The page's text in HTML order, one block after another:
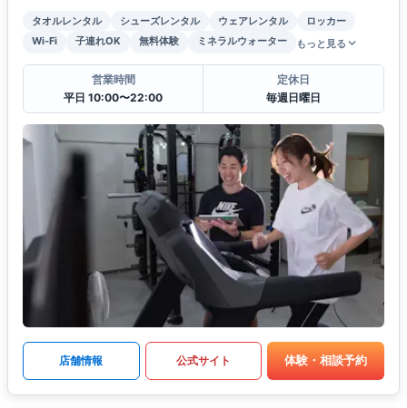
タオルレンタル シューズレンタル ウェアレンタル
ロッカー
Wi-Fi
子連れOK 無料体験 ミネラルウォーター もっと見る
営業時間
平日 10:00〜22:00
定休日
毎週日曜日
店舗情報 公式サイト 体験・相談予約